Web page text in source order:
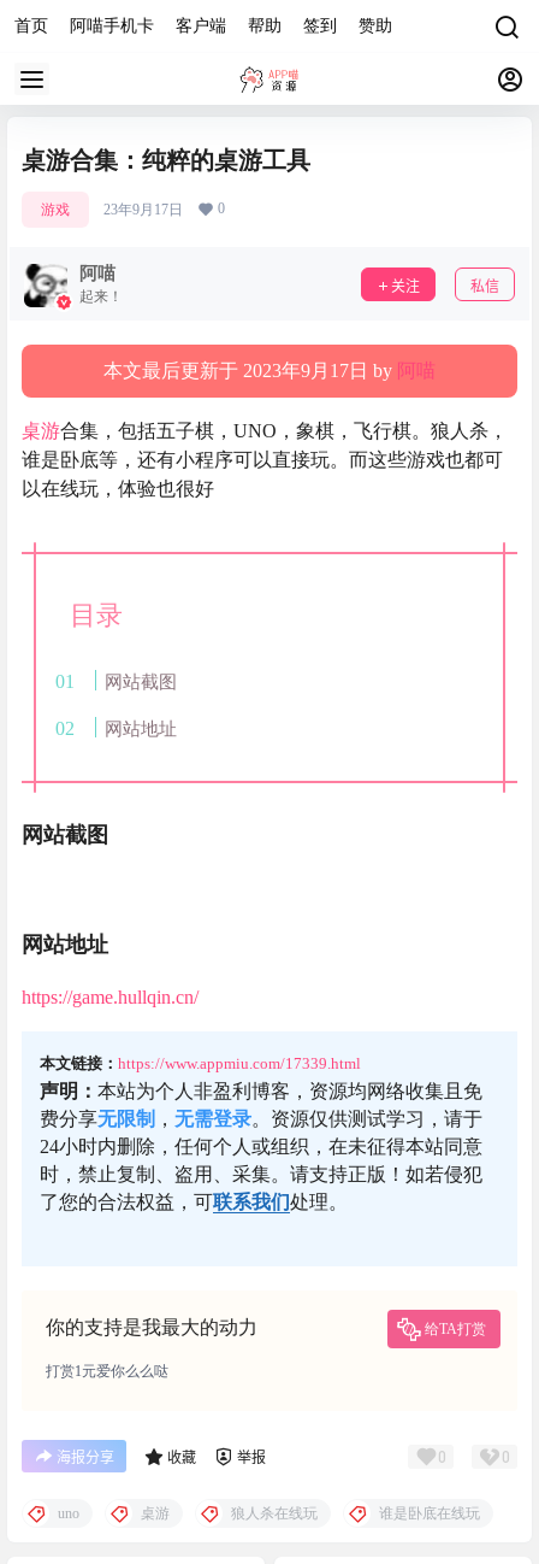
首页 阿喵手机卡 客户端 帮助 签到 赞助
桌游合集：纯粹的桌游工具
游戏 23年9月17日 0
阿喵
起来！
关注 私信
本文最后更新于 2023年9月17日 by 阿喵
桌游合集，包括五子棋，UNO，象棋，飞行棋。狼人杀，
谁是卧底等，还有小程序可以直接玩。而这些游戏也都可
以在线玩，体验也很好
目录
网站截图
网站地址
网站截图
网站地址
https://game.hullqin.cn/
本文链接： https://www.appmiu.com/17339.html
声明： 本站为个人非盈利博客，资源均网络收集且免
费分享无限制 ， 无需登录。资源仅供测试学习，请于
24小时内删除，任何个人或组织，在未征得本站同意
时，禁止复制、盗用、采集。请支持正版！如若侵犯
了您的合法权益，可联系我们处理。
你的支持是我最大的动力 给TA打赏
打赏1元爱你么么哒
海报分享 收藏 举报 0 0
uno 桌游 狼人杀在线玩 谁是卧底在线玩